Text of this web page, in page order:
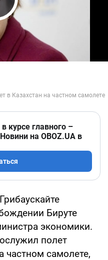
Video
курсе главного –
на OBOZ.UA в
Бируте
экономики.
полет
частном самолете,